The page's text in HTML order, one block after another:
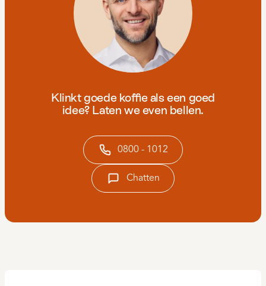
Klinkt goede koffie als een goed
idee? Laten we even bellen.
0800 - 1012
Chatten